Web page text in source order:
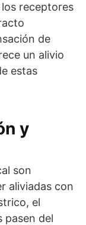
receptores
de
un alivio
estas
y
son
aliviadas con
el
pasen del